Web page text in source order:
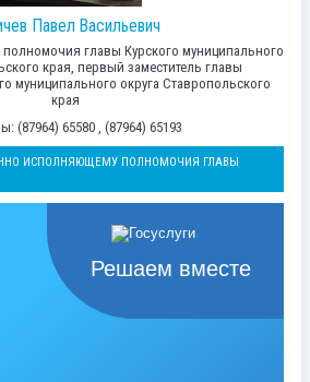
Павел Васильевич
главы Курского муниципального
края, первый заместитель главы
муниципального округа Ставропольского
края
(87964) 65580 , (87964) 65193
ИСПОЛНЯЮЩЕМУ ПОЛНОМОЧИЯ ГЛАВЫ
Решаем вместе